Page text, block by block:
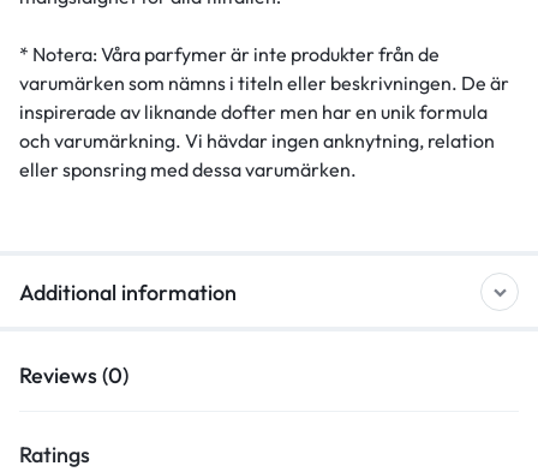
Additional information
* Notera: Våra parfymer är inte produkter från de
varumärken som nämns i titeln eller beskrivningen. De är
inspirerade av liknande dofter men har en unik formula
och varumärkning. Vi hävdar ingen anknytning, relation
eller sponsring med dessa varumärken.
Reviews (0)
Ratings